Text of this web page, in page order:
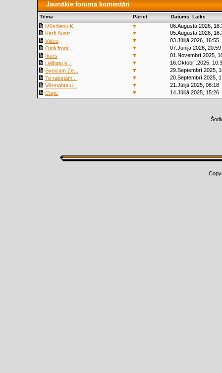
Jaunākie foruma komentāri
Tēma Pāriet Datums, Laiks
Mūsdienu K... ▼
06.Augustā.2026,
Karš Austr...
▼
05.Augustā.2026,
Video
▼
03.Jūlijā.2026, 16:55
Otrā front...
▼
07.Jūnijā.2026, 20:59
Ikars
▼
01.Novembrī.2025,
Liellopu k...
▼
16.Oktobrī.2025,
Sveicam Ze...
▼
29.Septembrī.2025,
Te rakstām...
▼
20.Septembrī.2025,
Vērmahta u...
▼
21.Jūlijā.2025, 08:18
Cope
▼ 14.Jūlijā.2025, 15:26